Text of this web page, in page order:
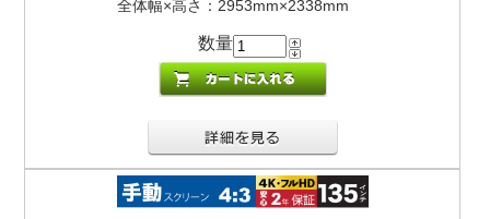
全体幅×高さ：2953mm×2338mm
数量